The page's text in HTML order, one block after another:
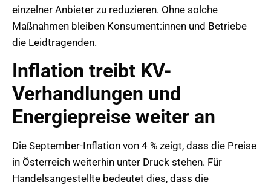
einzelner Anbieter zu reduzieren. Ohne solche
Maßnahmen bleiben Konsument:innen und Betriebe
die Leidtragenden.
Inflation treibt KV-
Verhandlungen und
Energiepreise weiter an
Die September-Inflation von 4 % zeigt, dass die Preise
in Österreich weiterhin unter Druck stehen. Für
Handelsangestellte bedeutet dies, dass die